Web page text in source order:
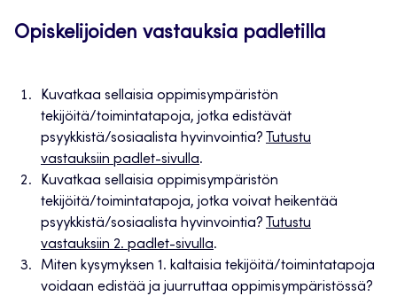
Opiskelijoiden vastauksia padletilla
Kuvatkaa sellaisia oppimisympäristön
tekijöitä/toimintatapoja, jotka edistävät
psyykkistä/sosiaalista hyvinvointia? Tutustu
vastauksiin padlet-sivulla.
Kuvatkaa sellaisia oppimisympäristön
tekijöitä/toimintatapoja, jotka voivat heikentää
psyykkistä/sosiaalista hyvinvointia? Tutustu
vastauksiin 2. padlet-sivulla.
Miten kysymyksen 1. kaltaisia tekijöitä/toimintatapoja
voidaan edistää ja juurruttaa oppimisympäristössä?